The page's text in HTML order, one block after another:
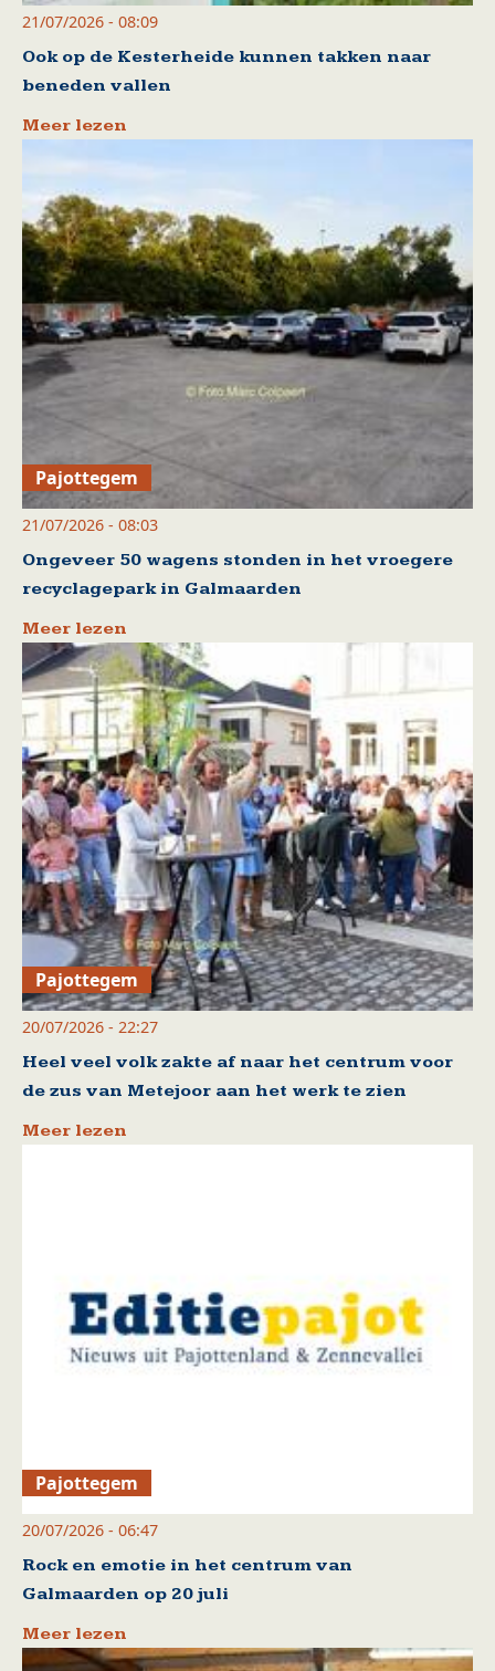
21/07/2026 - 08:09
Ook op de Kesterheide kunnen takken naar
beneden vallen
Meer lezen
Pajottegem
21/07/2026 - 08:03
Ongeveer 50 wagens stonden in het vroegere
recyclagepark in Galmaarden
Meer lezen
Pajottegem
20/07/2026 - 22:27
Heel veel volk zakte af naar het centrum voor
de zus van Metejoor aan het werk te zien
Meer lezen
Pajottegem
20/07/2026 - 06:47
Rock en emotie in het centrum van
Galmaarden op 20 juli
Meer lezen